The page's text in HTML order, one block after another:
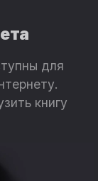
для
книгу